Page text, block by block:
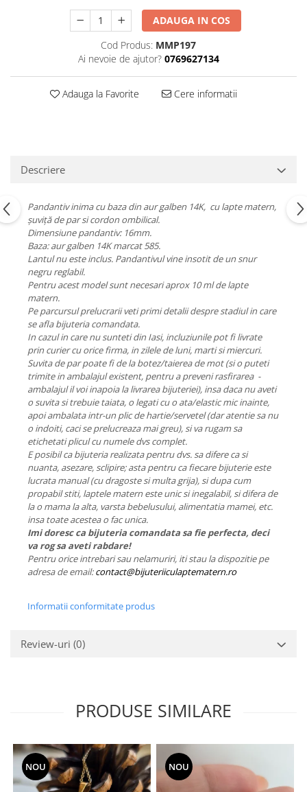
ADAUGA IN COS
Cod Produs: MMP197
Ai nevoie de ajutor? 0769627134
Adauga la Favorite Cere informatii
Descriere
Pandantiv inima cu baza din aur galben 14K, cu lapte matern,
șuviță de par si cordon ombilical.
Dimensiune pandantiv: 16mm.
Baza: aur galben 14K marcat 585.
Lantul nu este inclus. Pandantivul vine insotit de un snur
negru reglabil.
Pentru acest model sunt necesari aprox 10 ml de lapte
matern.
Pe parcursul prelucrarii veti primi detalii despre stadiul in care
se afla bijuteria comandata.
In cazul in care nu sunteti din Iasi, incluziunile pot fi livrate
prin curier cu orice firma, in zilele de luni, marti si miercuri.
Suvita de par poate fi de la botez/taierea de mot (si o puteti
trimite in ambalajul existent, pentru a preveni rasfirarea -
ambalajul il voi inapoia la livrarea bijuteriei), insa daca nu aveti
o suvita si trebuie taiata, o legati cu o ata/elastic mic inainte,
apoi ambalata intr-un plic de hartie/servetel (dar atentie sa nu
o indoiti, caci se prelucreaza mai greu), si va rugam sa
etichetati plicul cu numele dvs complet.
E posibil ca bijuteria realizata pentru dvs. sa difere ca si
nuanta, asezare, sclipire; asta pentru ca fiecare bijuterie este
lucrata manual (cu dragoste si multa grija), si dupa cum
propabil stiti, laptele matern este unic si inegalabil, si difera de
la o mama la alta, varsta bebelusului, alimentatia mamei, etc.
insa toate acestea o fac unica.
Imi doresc ca bijuteria comandata sa fie perfecta, deci
va rog sa aveti rabdare!
Pentru orice intrebari sau nelamuriri, iti stau la dispozitie pe
adresa de email:contact@bijuteriiculaptematern.ro
Informatii conformitate produs
Review-uri (0)
PRODUSE SIMILARE
NOU NOU